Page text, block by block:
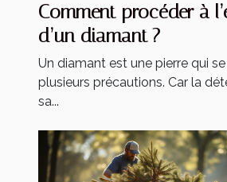
Comment procéder à
d’un diamant ?
Un diamant est une pierre qui
plusieurs précautions. Car la
sa...